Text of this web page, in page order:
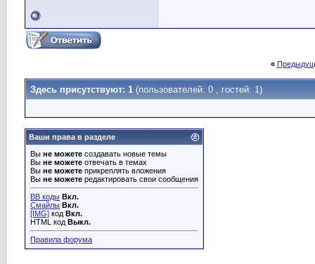
«
Здесь присутствуют: 1 (пользователей: 0 , гостей: 1)
Ваши права в разделе
Вы не можете создавать новые темы
Вы не можете отвечать в темах
Вы не можете прикреплять вложения
Вы не можете редактировать свои сообщения
BB коды Вкл.
Смайлы Вкл.
[IMG] код Вкл.
HTML код Выкл.
Правила форума